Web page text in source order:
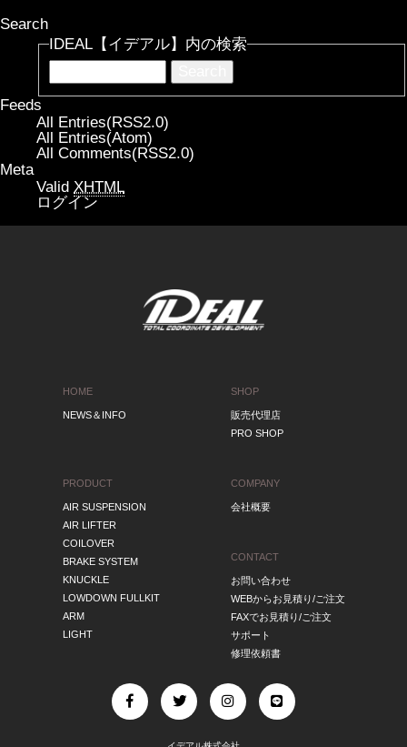
Search
IDEAL【イデアル】内の検索
Feeds
All Entries(RSS2.0)
All Entries(Atom)
All Comments(RSS2.0)
Meta
Valid XHTML
ログイン
HOME
NEWS＆INFO
PRODUCT
AIR SUSPENSION
AIR LIFTER
COILOVER
BRAKE SYSTEM
KNUCKLE
LOWDOWN FULLKIT
ARM
LIGHT
SHOP
販売代理店
PRO SHOP
COMPANY
会社概要
CONTACT
お問い合わせ
WEBからお見積り/ご注文
FAXでお見積り/ご注文
サポート
修理依頼書